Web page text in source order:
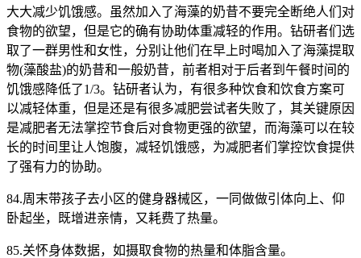
大大减少饥饿感。虽然加入了海藻的奶昔不要完全断绝人们对
食物的欲望，但是它的确有协助体重减轻的作用。钻研者们选
取了一群男性和女性，分别让他们在早上时喝加入了海藻提取
物(藻酸盐)的奶昔和一般奶昔，前者相对于后者到午餐时间的
饥饿感降低了1/3。钻研者认为，有很多种饮食和饮食方案可
以减轻体重，但是还是有很多减肥尝试者失败了，其关键原因
是减肥者无法掌控节食后对食物更强的欲望，而海藻可以在较
长的时间里让人饱腹，减轻饥饿感，为减肥者们掌控饮食提供
了强有力的协助。
84.周末带孩子去小区的健身器械区，一同做做引体向上、仰
卧起坐，既增进亲情，又耗费了热量。
85.关怀身体数据，如摄取食物的热量和体脂含量。